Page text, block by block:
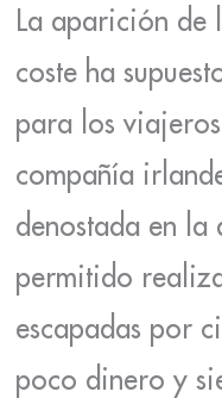
La aparición de
coste ha
para los
compañía
denostada en la
permitido
escapadas por
poco dinero y